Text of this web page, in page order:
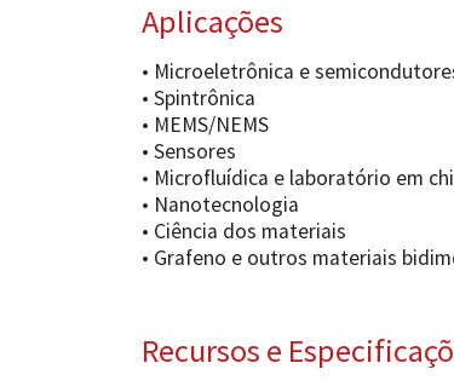
Aplicações
• Microeletrônica e
• Spintrônica
• MEMS/NEMS
• Sensores
• Microfluídica e laboratório em
• Nanotecnologia
• Ciência dos materiais
• Grafeno e outros materiais
Recursos e